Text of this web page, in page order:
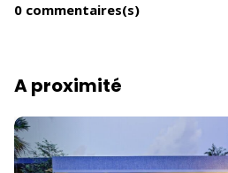
0 commentaires(s)
A proximité